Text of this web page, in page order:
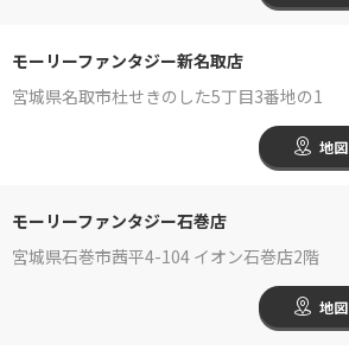
モーリーファンタジー新名取店
宮城県名取市杜せきのした5丁目3番地の1
地図
モーリーファンタジー石巻店
宮城県石巻市茜平4-104 イオン石巻店2階
地図